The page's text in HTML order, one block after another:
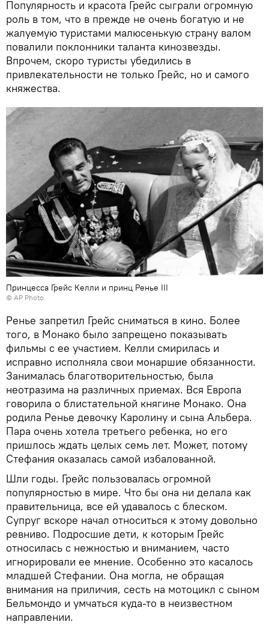
Популярность и красота Грейс сыграли огромную
роль в том, что в прежде не очень богатую и не
жалуемую туристами малюсенькую страну валом
повалили поклонники таланта кинозвезды.
Впрочем, скоро туристы убедились в
привлекательности не только Грейс, но и самого
княжества.
Принцесса Грейс Келли и принц Ренье III
© AP Photo
Ренье запретил Грейс сниматься в кино. Более
того, в Монако было запрещено показывать
фильмы с ее участием. Келли смирилась и
исправно исполняла свои монаршие обязанности.
Занималась благотворительностью, была
неотразима на различных приемах. Вся Европа
говорила о блистательной княгине Монако. Она
родила Ренье девочку Каролину и сына Альбера.
Пара очень хотела третьего ребенка, но его
пришлось ждать целых семь лет. Может, потому
Стефания оказалась самой избалованной.
Шли годы. Грейс пользовалась огромной
популярностью в мире. Что бы она ни делала как
правительница, все ей удавалось с блеском.
Супруг вскоре начал относиться к этому довольно
ревниво. Подросшие дети, к которым Грейс
относилась с нежностью и вниманием, часто
игнорировали ее мнение. Особенно это касалось
младшей Стефании. Она могла, не обращая
внимания на приличия, сесть на мотоцикл с сыном
Бельмондо и умчаться куда-то в неизвестном
направлении.